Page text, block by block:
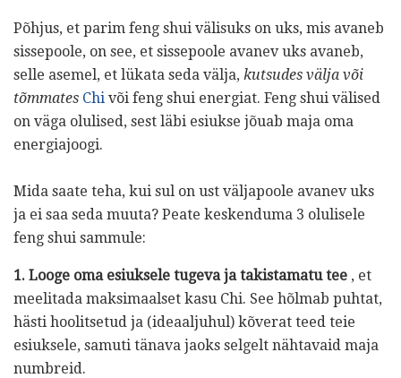
Põhjus, et parim feng shui välisuks on uks, mis avaneb
sissepoole, on see, et sissepoole avanev uks avaneb,
selle asemel, et lükata seda välja, kutsudes välja või
tõmmates Chi või feng shui energiat. Feng shui välised
on väga olulised, sest läbi esiukse jõuab maja oma
energiajoogi.
Mida saate teha, kui sul on ust väljapoole avanev uks
ja ei saa seda muuta? Peate keskenduma 3 olulisele
feng shui sammule:
1. Looge oma esiuksele tugeva ja takistamatu tee , et
meelitada maksimaalset kasu Chi. See hõlmab puhtat,
hästi hoolitsetud ja (ideaaljuhul) kõverat teed teie
esiuksele, samuti tänava jaoks selgelt nähtavaid maja
numbreid.